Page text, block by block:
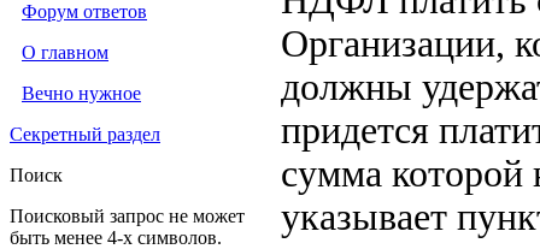
Форум ответов
О главном
Вечно нужное
Секретный раздел
Поиск
Поисковый запрос не может
быть менее 4-х символов.
Организации,
должны
придется
сумма
указывает